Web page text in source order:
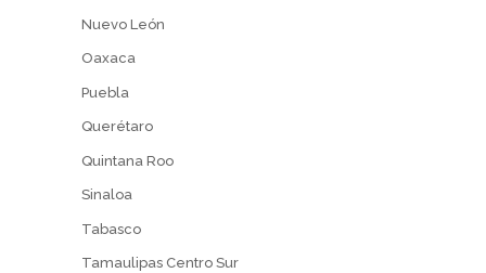
Nuevo León
Oaxaca
Puebla
Querétaro
Quintana Roo
Sinaloa
Tabasco
Tamaulipas Centro Sur